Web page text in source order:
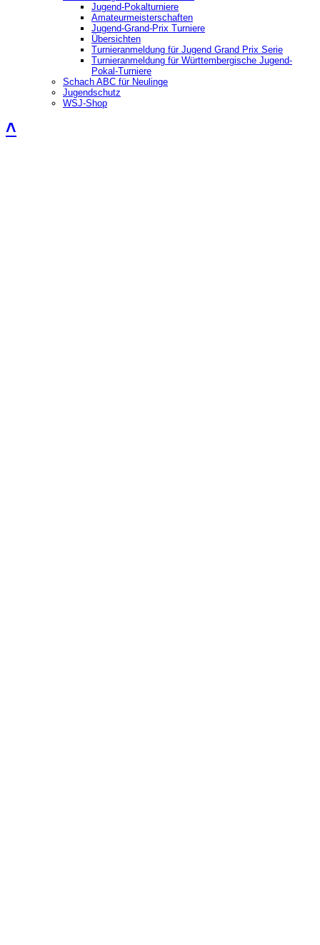
Jugend-Pokalturniere
Amateurmeisterschaften
Jugend-Grand-Prix Turniere
Übersichten
Turnieranmeldung für Jugend Grand Prix Serie
Turnieranmeldung für Württembergische Jugend-
Pokal-Turniere
Schach ABC für Neulinge
Jugendschutz
WSJ-Shop
˄